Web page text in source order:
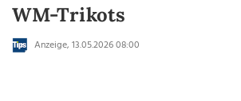
WM-Trikots
Anzeige, 13.05.2026 08:00